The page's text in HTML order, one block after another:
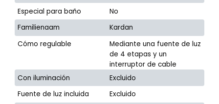
Especial para baño
No
Familienaam
Kardan
Cómo regulable
Mediante una fuente de luz
de 4 etapas y un
interruptor de cable
Con iluminación
Excluido
Fuente de luz incluida
Excluido